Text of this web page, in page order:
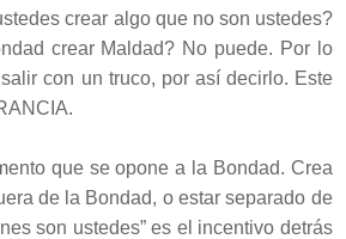
crear algo que no son ustedes?
crear Maldad? No puede. Por lo
con un truco, por así decirlo. Este
que se opone a la Bondad. Crea
de la Bondad, o estar separado de
son ustedes” es el incentivo detrás